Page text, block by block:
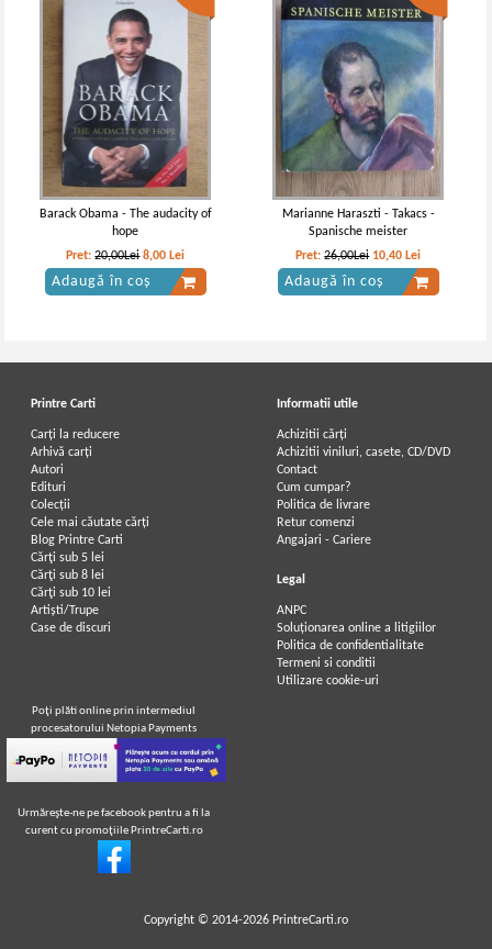
Barack Obama - The audacity of
hope
Pret:20,00Lei 8,00 Lei
Adaugă în coș
Marianne Haraszti - Takacs -
Spanische meister
Pret:26,00Lei 10,40 Lei
Adaugă în coș
Printre Carti
Carți la reducere
Arhivă carți
Autori
Edituri
Colecții
Cele mai căutate cărți
Blog Printre Carti
Cărţi sub 5 lei
Cărţi sub 8 lei
Cărţi sub 10 lei
Artiști/Trupe
Case de discuri
Informatii utile
Achizitii cărți
Achizitii viniluri, casete, CD/DVD
Contact
Cum cumpar?
Politica de livrare
Retur comenzi
Angajari - Cariere
Legal
ANPC
Soluționarea online a litigiilor
Politica de confidentialitate
Termeni si conditii
Utilizare cookie-uri
Poţi plăti online prin intermediul
procesatorului Netopia Payments
Urmăreşte-ne pe facebook pentru a fi la
curent cu promoţiile PrintreCarti.ro
Copyright © 2014-2026 PrintreCarti.ro